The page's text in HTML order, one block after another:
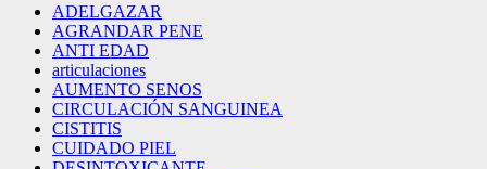
ADELGAZAR
AGRANDAR PENE
ANTI EDAD
articulaciones
AUMENTO SENOS
CIRCULACIÓN SANGUINEA
CISTITIS
CUIDADO PIEL